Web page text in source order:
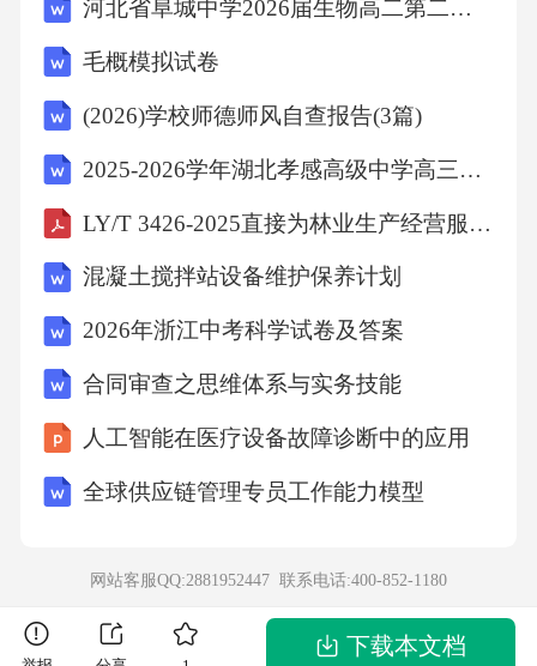
【文段出处】《推进普惠金融高质量发展》
的使命各不相同，____________，相互协调。
其中，特异性B细胞专门负责抓捕外界入侵的病
省2026事业单位考试真题及答案
江苏省2026事业单位考试真题及答案第2页
原体，将其就地正法，维护人体健康。而入侵
_，以便发展壮大，通常会采用各种战术来躲避
追
河北省阜城中学2026届生物高二第二学期期末统考试题含解析
毛概模拟试卷
(2026)学校师德师风自查报告(3篇)
2025-2026学年湖北孝感高级中学高三下学期3月英语测试题
LY/T 3426-2025直接为林业生产经营服务工程设施用地规范
混凝土搅拌站设备维护保养计划
2026年浙江中考科学试卷及答案
合同审查之思维体系与实务技能
人工智能在医疗设备故障诊断中的应用
全球供应链管理专员工作能力模型
网站客服QQ:2881952447 联系电话:400-852-1180
下载本文档